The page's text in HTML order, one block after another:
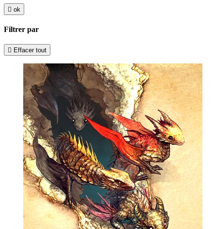
 ok
Filtrer par
 Effacer tout